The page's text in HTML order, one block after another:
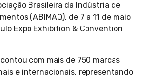
Brasileira da Indústria de
(ABIMAQ), de 7 a 11 de maio
Expo Exhibition & Convention
contou com mais de 750 marcas
e internacionais, representando